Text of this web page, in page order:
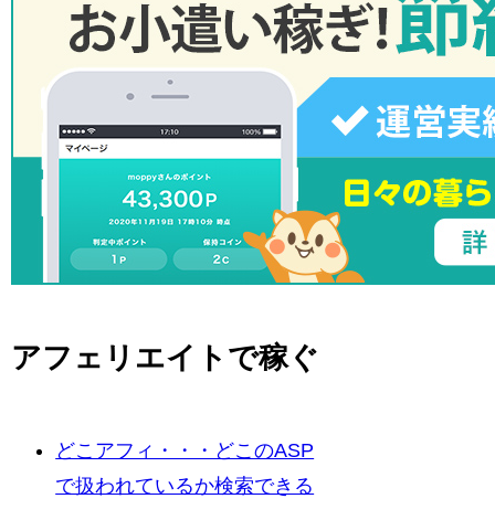
アフェリエイトで稼ぐ
どこアフィ・・・どこのASP
で扱われているか検索できる